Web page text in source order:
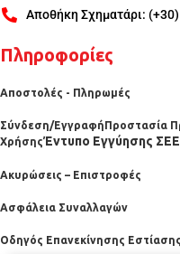
Αποθήκη Σχηματάρι:
Πληροφορίες
Αποστολές - Πληρωμές
Σύνδεση/Εγγραφή Προστασία
ΧρήσηςΈντυπο Εγγύησης
Ακυρώσεις – Επιστροφές
Ασφάλεια Συναλλαγών
Οδηγός Επανεκίνησης